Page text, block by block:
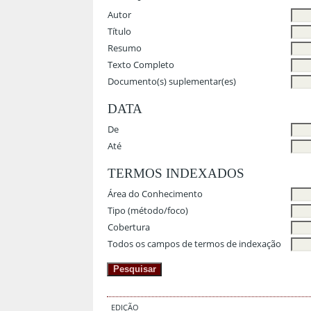
Autor
Título
Resumo
Texto Completo
Documento(s) suplementar(es)
DATA
De
Até
TERMOS INDEXADOS
Área do Conhecimento
Tipo (método/foco)
Cobertura
Todos os campos de termos de indexação
EDIÇÃO